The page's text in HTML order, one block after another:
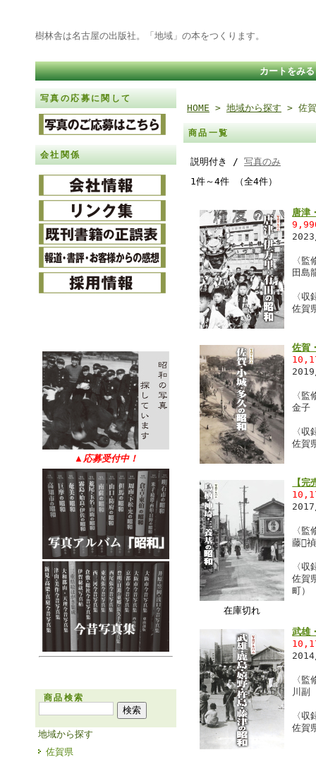
樹林舎は名古屋の出版社。「地域」の本をつくります。
カートをみる
写真の応募に関して
会社関係
▲ 応募受付中！
商品検索
地域から探す
佐賀県
HOME > 地域から探す > 佐
商品一覧
説明付き / 写真のみ
1件～4件 （全4件）
唐津
〈監
田島
〈収
佐賀
佐賀
〈監
金子
〈収
佐賀
在庫切れ
【
〈
藤
〈収
佐賀
町）
武雄
〈監
川副
〈収
佐賀